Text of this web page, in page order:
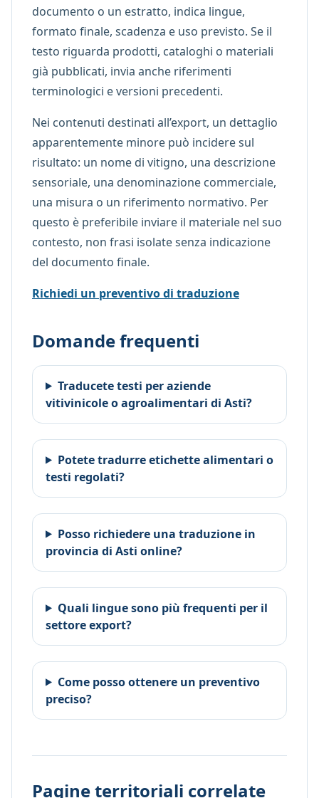
documento o un estratto, indica lingue,
formato finale, scadenza e uso previsto. Se il
testo riguarda prodotti, cataloghi o materiali
già pubblicati, invia anche riferimenti
terminologici e versioni precedenti.
Nei contenuti destinati all’export, un dettaglio
apparentemente minore può incidere sul
risultato: un nome di vitigno, una descrizione
sensoriale, una denominazione commerciale,
una misura o un riferimento normativo. Per
questo è preferibile inviare il materiale nel suo
contesto, non frasi isolate senza indicazione
del documento finale.
Richiedi un preventivo di traduzione
Domande frequenti
Traducete testi per aziende
vitivinicole o agroalimentari di Asti?
Potete tradurre etichette alimentari o
testi regolati?
Posso richiedere una traduzione in
provincia di Asti online?
Quali lingue sono più frequenti per il
settore export?
Come posso ottenere un preventivo
preciso?
Pagine territoriali correlate